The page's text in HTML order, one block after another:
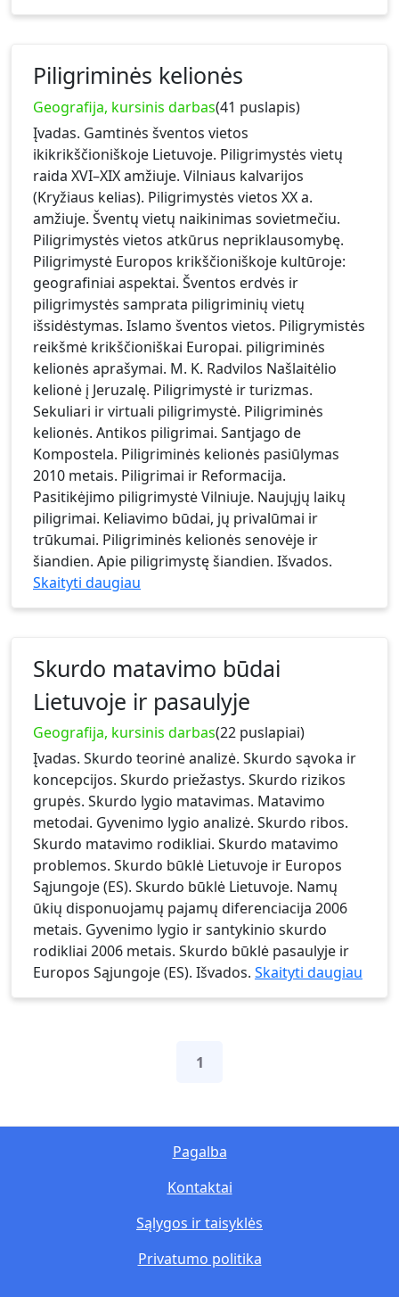
Piligriminės kelionės
Geografija, kursinis darbas(41 puslapis)
Įvadas. Gamtinės šventos vietos
ikikrikščioniškoje Lietuvoje. Piligrimystės vietų
raida XVI–XIX amžiuje. Vilniaus kalvarijos
(Kryžiaus kelias). Piligrimystės vietos XX a.
amžiuje. Šventų vietų naikinimas sovietmečiu.
Piligrimystės vietos atkūrus nepriklausomybę.
Piligrimystė Europos krikščioniškoje kultūroje:
geografiniai aspektai. Šventos erdvės ir
piligrimystės samprata piligriminių vietų
išsidėstymas. Islamo šventos vietos. Piligrymistės
reikšmė krikščioniškai Europai. piligriminės
kelionės aprašymai. M. K. Radvilos Našlaitėlio
kelionė į Jeruzalę. Piligrimystė ir turizmas.
Sekuliari ir virtuali piligrimystė. Piligriminės
kelionės. Antikos piligrimai. Santjago de
Kompostela. Piligriminės kelionės pasiūlymas
2010 metais. Piligrimai ir Reformacija.
Pasitikėjimo piligrimystė Vilniuje. Naujųjų laikų
piligrimai. Keliavimo būdai, jų privalūmai ir
trūkumai. Piligriminės kelionės senovėje ir
šiandien. Apie piligrimystę šiandien. Išvados.
Skaityti daugiau
Skurdo matavimo būdai
Lietuvoje ir pasaulyje
Geografija, kursinis darbas(22 puslapiai)
Įvadas. Skurdo teorinė analizė. Skurdo sąvoka ir
koncepcijos. Skurdo priežastys. Skurdo rizikos
grupės. Skurdo lygio matavimas. Matavimo
metodai. Gyvenimo lygio analizė. Skurdo ribos.
Skurdo matavimo rodikliai. Skurdo matavimo
problemos. Skurdo būklė Lietuvoje ir Europos
Sąjungoje (ES). Skurdo būklė Lietuvoje. Namų
ūkių disponuojamų pajamų diferenciacija 2006
metais. Gyvenimo lygio ir santykinio skurdo
rodikliai 2006 metais. Skurdo būklė pasaulyje ir
Europos Sąjungoje (ES). Išvados. Skaityti daugiau
1
Privatumo politika
Sąlygos ir taisyklės
Kontaktai
Pagalba